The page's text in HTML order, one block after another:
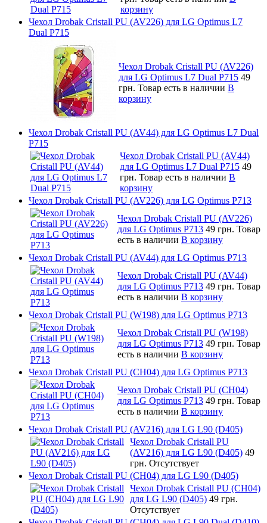
корзину
Чехол Drobak Cristall PU (AV226) для LG Optimus L7
Dual P715
Чехол Drobak Cristall PU (AV226)
для LG Optimus L7 Dual P715 49
грн. Товар есть в наличии В
корзину
Чехол Drobak Cristall PU (AV44) для LG Optimus L7 Dual
P715
Чехол Drobak Cristall PU (AV44)
для LG Optimus L7 Dual P715 49
грн. Товар есть в наличии В
корзину
Чехол Drobak Cristall PU (AV226) для LG Optimus P713
Чехол Drobak Cristall PU (AV226)
для LG Optimus P713 49 грн. Товар
есть в наличии В корзину
Чехол Drobak Cristall PU (AV44) для LG Optimus P713
Чехол Drobak Cristall PU (AV44)
для LG Optimus P713 49 грн. Товар
есть в наличии В корзину
Чехол Drobak Cristall PU (W198) для LG Optimus P713
Чехол Drobak Cristall PU (W198)
для LG Optimus P713 49 грн. Товар
есть в наличии В корзину
Чехол Drobak Cristall PU (CH04) для LG Optimus P713
Чехол Drobak Cristall PU (CH04)
для LG Optimus P713 49 грн. Товар
есть в наличии В корзину
Чехол Drobak Cristall PU (AV216) для LG L90 (D405)
Чехол Drobak Cristall PU
(AV216) для LG L90 (D405) 49
грн. Отсутствует
Чехол Drobak Cristall PU (CH04) для LG L90 (D405)
Чехол Drobak Cristall PU (CH04)
для LG L90 (D405) 49 грн.
Отсутствует